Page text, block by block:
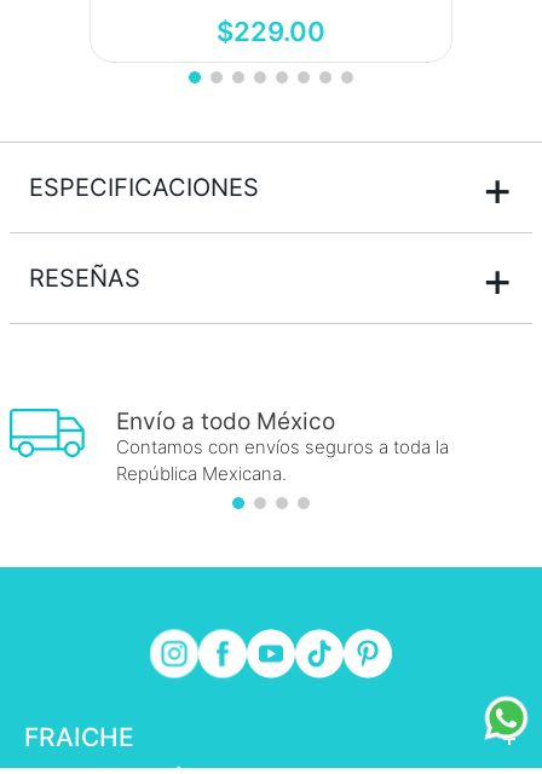
$229.00
ESPECIFICACIONES +
RESEÑAS +
Envío a todo México
Contamos con envíos seguros a toda la
República Mexicana.
FRAICHE
+